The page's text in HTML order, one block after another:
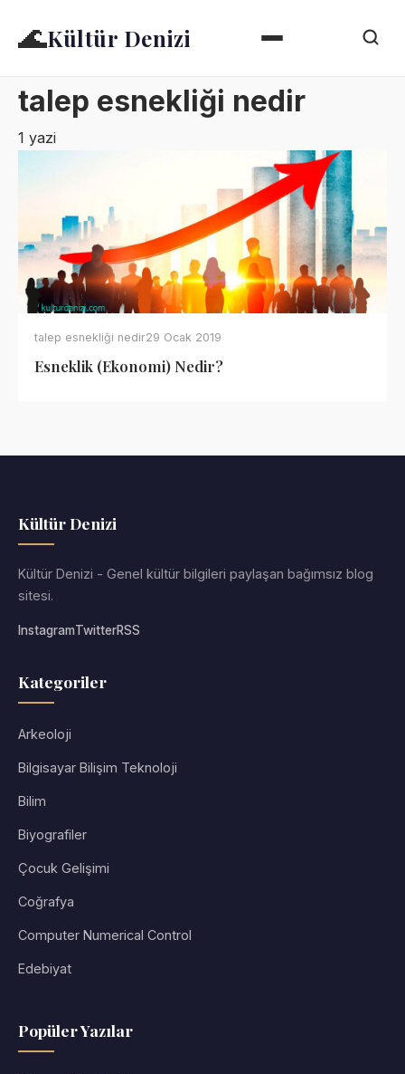
🌊Kültür Denizi
talep esnekliği nedir
1 yazi
talep esnekliği nedir29 Ocak 2019
Esneklik (Ekonomi) Nedir?
Kültür Denizi
Kültür Denizi - Genel kültür bilgileri paylaşan bağımsız blog
sitesi.
InstagramTwitterRSS
Kategoriler
Arkeoloji
Bilgisayar Bilişim Teknoloji
Bilim
Biyografiler
Çocuk Gelişimi
Coğrafya
Computer Numerical Control
Edebiyat
Popüler Yazılar